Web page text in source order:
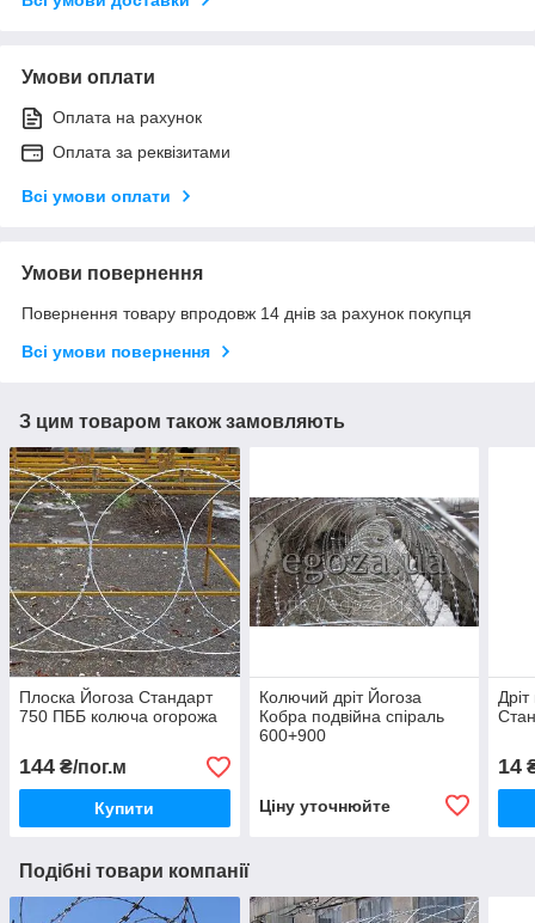
Умови оплати
Оплата на рахунок
Оплата за реквізитами
Всі умови оплати
Умови повернення
Повернення товару впродовж 14 днів за рахунок покупця
Всі умови повернення
З цим товаром також замовляють
Плоска Йогоза Стандарт
750 ПББ колюча огорожа
144 ₴/пог.м
Купити
Колючий дріт Йогоза
Кобра подвійна спіраль
600+900
Ціну уточнюйте
14
Подібні товари компанії